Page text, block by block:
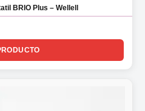
BRIO Plus – Wellell